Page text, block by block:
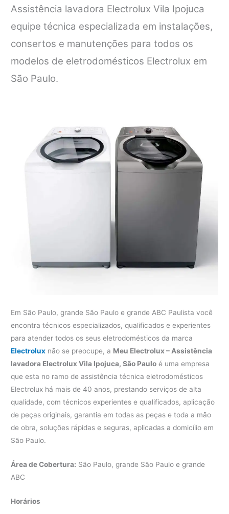
Assistência lavadora Electrolux Vila Ipojuca
equipe técnica especializada em instalações,
consertos e manutenções para todos os
modelos de eletrodomésticos Electrolux em
São Paulo.
Em São Paulo, grande São Paulo e grande ABC Paulista você
encontra técnicos especializados, qualificados e experientes
para atender todos os seus eletrodomésticos da marca
Electrolux não se preocupe, a Meu Electrolux – Assistência
lavadora Electrolux Vila Ipojuca, São Paulo é uma empresa
que esta no ramo de assistência técnica eletrodomésticos
Electrolux há mais de 40 anos, prestando serviços de alta
qualidade, com técnicos experientes e qualificados, aplicação
de peças originais, garantia em todas as peças e toda a mão
de obra, soluções rápidas e seguras, aplicadas a domicílio em
São Paulo.
Área de Cobertura: São Paulo, grande São Paulo e grande
ABC
Horários